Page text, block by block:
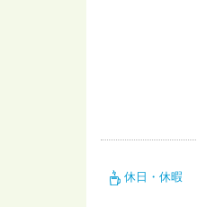
休日・休暇